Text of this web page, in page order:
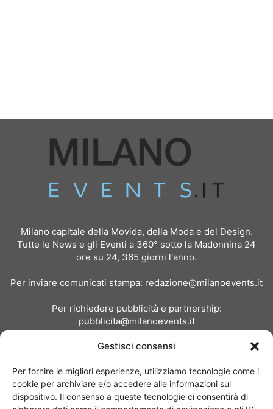
Gestisci consensi
Per fornire le migliori esperienze, utilizziamo tecnologie come i
cookie per archiviare e/o accedere alle informazioni sul
dispositivo. Il consenso a queste tecnologie ci consentirà di
Milano capitale della Movida, della Moda e del Design.
Tutte le News e gli Eventi a 360° sotto la Madonnina 24
ore su 24, 365 giorni l'anno.
Per inviare comunicati stampa: redazione@milanoevents.it
Per richiedere pubblicità e partnership:
pubblicita@milanoevents.it